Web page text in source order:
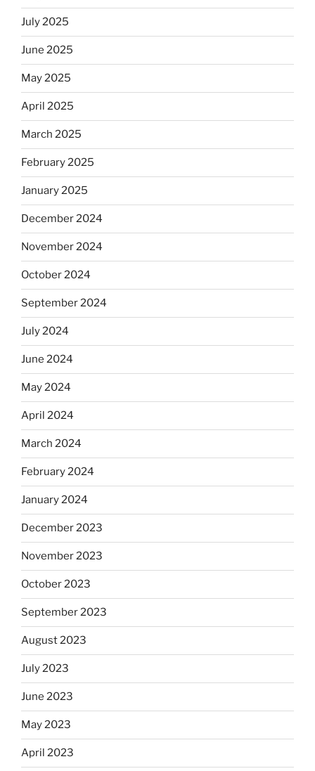
July 2025
June 2025
May 2025
April 2025
March 2025
February 2025
January 2025
December 2024
November 2024
October 2024
September 2024
July 2024
June 2024
May 2024
April 2024
March 2024
February 2024
January 2024
December 2023
November 2023
October 2023
September 2023
August 2023
July 2023
June 2023
May 2023
April 2023